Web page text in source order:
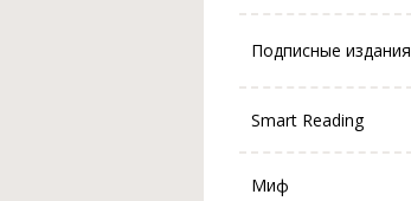
Подписные издания
Smart Reading
Миф